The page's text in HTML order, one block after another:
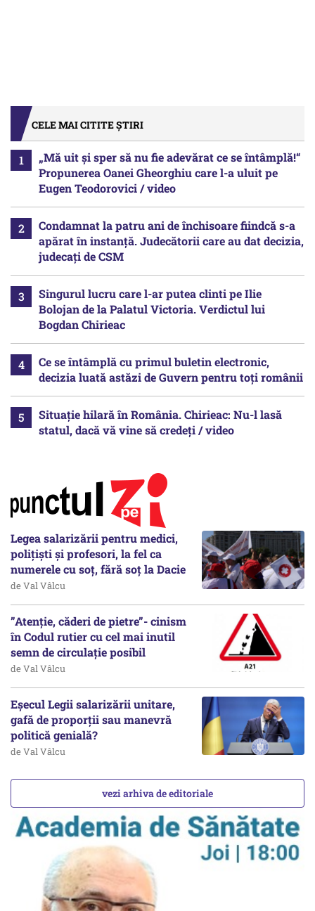
CELE MAI CITITE ȘTIRI
„Mă uit și sper să nu fie adevărat ce se întâmplă!“
Propunerea Oanei Gheorghiu care l-a uluit pe
Eugen Teodorovici / video
Condamnat la patru ani de închisoare fiindcă s-a
apărat în instanță. Judecătorii care au dat decizia,
judecați de CSM
Singurul lucru care l-ar putea clinti pe Ilie
Bolojan de la Palatul Victoria. Verdictul lui
Bogdan Chirieac
Ce se întâmplă cu primul buletin electronic,
decizia luată astăzi de Guvern pentru toți românii
Situație hilară în România. Chirieac: Nu-l lasă
statul, dacă vă vine să credeți / video
Legea salarizării pentru medici,
polițiști și profesori, la fel ca
numerele cu soț, fără soț la Dacie
de Val Vâlcu
”Atenție, căderi de pietre”- cinism
în Codul rutier cu cel mai inutil
semn de circulație posibil
de Val Vâlcu
Eșecul Legii salarizării unitare,
gafă de proporții sau manevră
politică genială?
de Val Vâlcu
vezi arhiva de editoriale